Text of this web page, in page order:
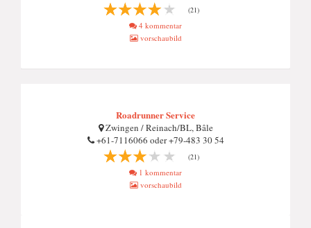
(21)
4 kommentar
vorschaubild
Roadrunner Service
Zwingen / Reinach/BL, Bâle
+61-7116066 oder +79-483 30 54
(21)
1 kommentar
vorschaubild